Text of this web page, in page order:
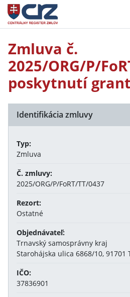
Zmluva č.
2025/ORG/P/
poskytnutí
Identifikácia zmluvy
Typ:
Zmluva
Č. zmluvy:
2025/ORG/P/FoRT/TT/0437
Rezort:
Ostatné
Objednávateľ:
Trnavský samosprávny kraj
Starohájska ulica 6868/10, 91701
IČO:
37836901